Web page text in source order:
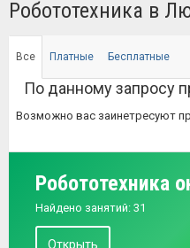
Робототехника в
Все Платные Бесплатные
По данному запросу
Возможно вас заинетресуют
Робототехника
Найдено занятий: 31
Открыть